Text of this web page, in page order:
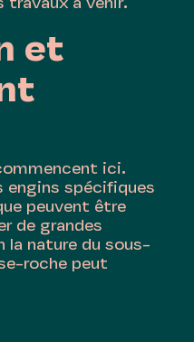
travaux à venir.
et
ici.
engins spécifiques
peuvent être
de grandes
la nature du sous-
roche peut